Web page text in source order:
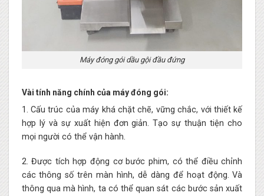
Máy đóng gói dầu gội đầu đứng
Vài tính năng chính của máy đóng gói:
1. Cấu trúc của máy khá chặt chẽ, vững chắc, với thiết kế
hợp lý và sự xuất hiện đơn giản. Tạo sự thuận tiện cho
mọi người có thể vận hành.
2. Được tích hợp động cơ bước phim, có thể điều chỉnh
các thông số trên màn hình, dễ dàng để hoạt động. Và
thông qua mà hình, ta có thể quan sát các bước sản xuất